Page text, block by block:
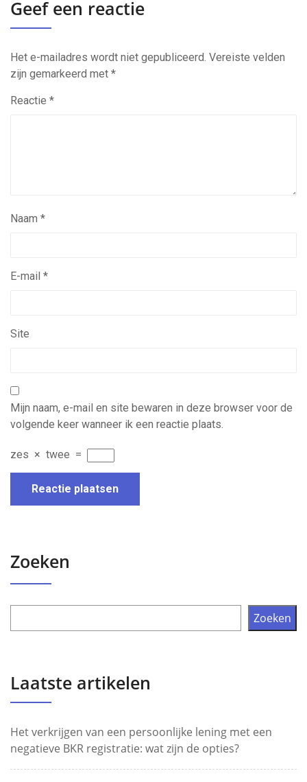
Geef een reactie
Het e-mailadres wordt niet gepubliceerd. Vereiste velden
zijn gemarkeerd met *
Reactie *
Naam *
E-mail *
Site
Mijn naam, e-mail en site bewaren in deze browser voor de
volgende keer wanneer ik een reactie plaats.
zes × twee =
Zoeken
Zoeken
Laatste artikelen
Het verkrijgen van een persoonlijke lening met een
negatieve BKR registratie: wat zijn de opties?